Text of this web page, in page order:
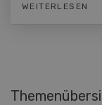
WEITERLESEN